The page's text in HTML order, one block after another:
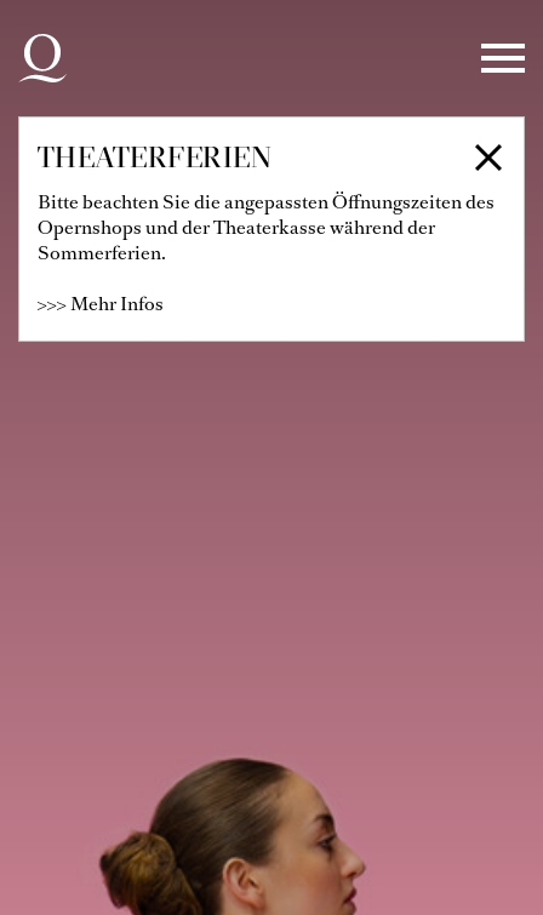
Zur Hauptnavigation springen
Zum Hauptinhalt springen
Zum Footer springen
THEATERFERIEN
Bitte beachten Sie die angepassten Öffnungszeiten des
Opernshops und der Theaterkasse während der
Sommerferien.
>>> Mehr Infos